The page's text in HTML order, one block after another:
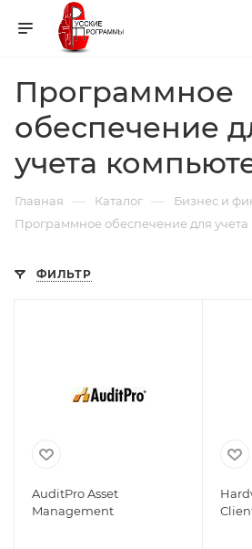
Программное
обеспечение
учета
Главная — Каталог — Бизнес и
Программное обеспечение для
ФИЛЬТР
AuditPro Asset
Management